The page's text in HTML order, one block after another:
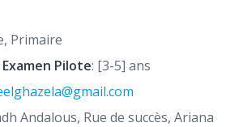
Primaire
Pilote: [3-5] ans
Andalous, Rue de succès, Ariana